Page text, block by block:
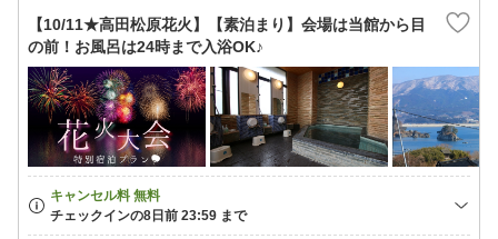
【10/11★高田松原花火】【素泊まり】会場は当館から目
の前！お風呂は24時まで入浴OK♪